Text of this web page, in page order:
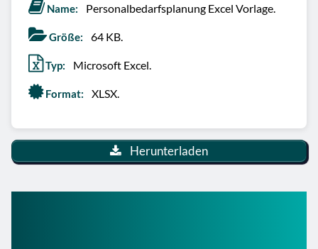
Name: Personalbedarfsplanung Excel Vorlage.
Größe: 64 KB.
Typ: Microsoft Excel.
Format: XLSX.
Herunterladen